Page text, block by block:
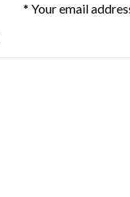
Your email
*